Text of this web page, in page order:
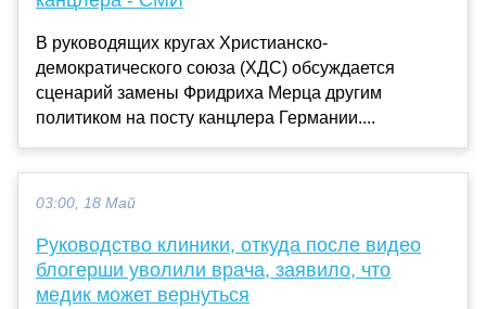
В руководящих кругах Христианско-
демократического союза (ХДС) обсуждается
сценарий замены Фридриха Мерца другим
политиком на посту канцлера Германии....
03:00, 18 Май
Руководство клиники, откуда после видео
блогерши уволили врача, заявило, что
медик может вернуться